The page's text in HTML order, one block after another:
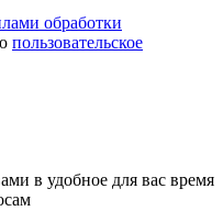
обработки
пользовательское
в удобное для вас время